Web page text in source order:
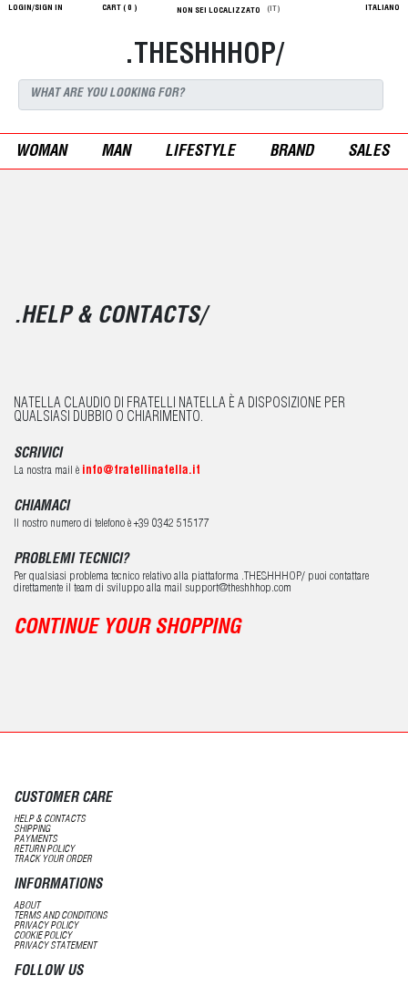
LOGIN/SIGN IN CART ( 0 ) NON SEI LOCALIZZATO (IT) ITALIANO
.THESHHHOP/
WOMAN MAN LIFESTYLE BRAND SALES
.HELP & CONTACTS/
NATELLA CLAUDIO DI FRATELLI NATELLA È A DISPOSIZIONE PER
QUALSIASI DUBBIO O CHIARIMENTO.
SCRIVICI
La nostra mail è info@fratellinatella.it
CHIAMACI
Il nostro numero di telefono è +39 0342 515177
PROBLEMI TECNICI?
Per qualsiasi problema tecnico relativo alla piattaforma .THESHHHOP/ puoi contattare
direttamente il team di sviluppo alla mail support@theshhhop.com
CONTINUE YOUR SHOPPING
CUSTOMER CARE
HELP & CONTACTS
SHIPPING
PAYMENTS
RETURN POLICY
TRACK YOUR ORDER
INFORMATIONS
ABOUT
TERMS AND CONDITIONS
PRIVACY POLICY
COOKIE POLICY
PRIVACY STATEMENT
FOLLOW US